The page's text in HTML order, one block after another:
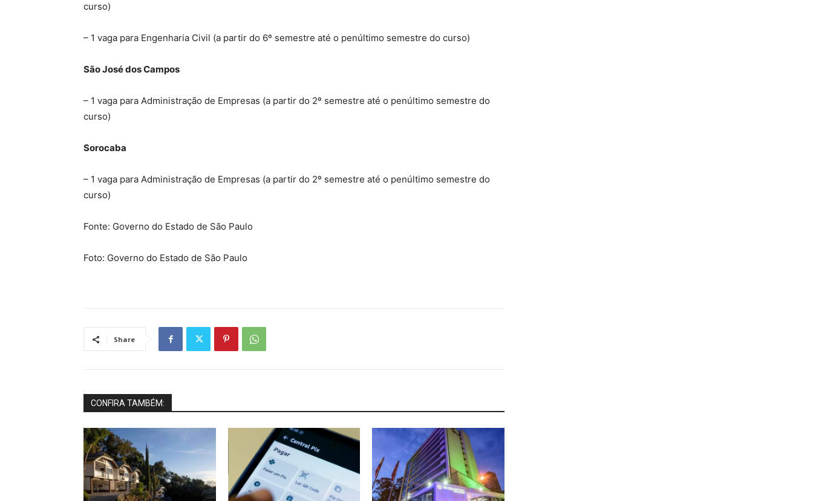
curso)
– 1 vaga para Engenharia Civil (a partir do 6º semestre até o penúltimo semestre do curso)
São José dos Campos
– 1 vaga para Administração de Empresas (a partir do 2º semestre até o penúltimo semestre do
curso)
Sorocaba
– 1 vaga para Administração de Empresas (a partir do 2º semestre até o penúltimo semestre do
curso)
Fonte: Governo do Estado de São Paulo
Foto: Governo do Estado de São Paulo
Share
CONFIRA TAMBÉM: